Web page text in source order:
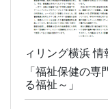
ィリング横浜 情
「福祉保健の
る福祉～」